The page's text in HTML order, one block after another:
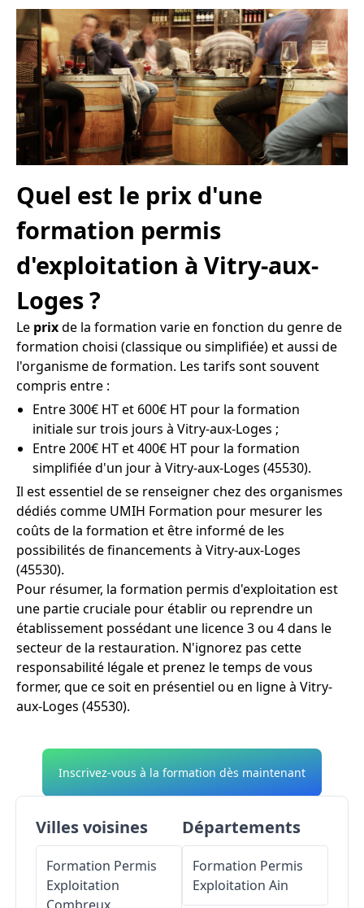
Quel est le prix d'une
formation permis
d'exploitation à Vitry-aux-
Loges ?
Le prixde la formation varie en fonction du genre de
formation choisi (classique ou simplifiée) et aussi de
l'organisme de formation. Les tarifs sont souvent
compris entre :
Entre 300€ HT et 600€ HT pour la formation
initiale sur trois jours à Vitry-aux-Loges ;
Entre 200€ HT et 400€ HT pour la formation
simplifiée d'un jour à Vitry-aux-Loges (45530).
Il est essentiel de se renseigner chez des organismes
dédiés comme UMIH Formation pour mesurer les
coûts de la formation et être informé de les
possibilités de financements à Vitry-aux-Loges
(45530).
Pour résumer, la formation permis d'exploitation est
une partie cruciale pour établir ou reprendre un
établissement possédant une licence 3 ou 4 dans le
secteur de la restauration. N'ignorez pas cette
responsabilité légale et prenez le temps de vous
former, que ce soit en présentiel ou en ligne à Vitry-
aux-Loges (45530).
Inscrivez-vous à la formation dès maintenant
Villes voisines
Formation Permis
Exploitation
Combreux
Départements
Formation Permis
Exploitation Ain